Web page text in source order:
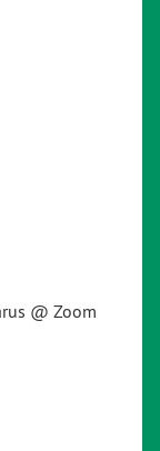
@ Zoom